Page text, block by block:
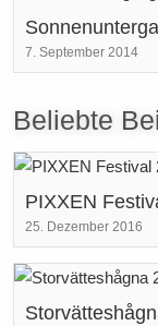
7. September 2014
Beliebte
PIXXEN
25. Dezember 2016